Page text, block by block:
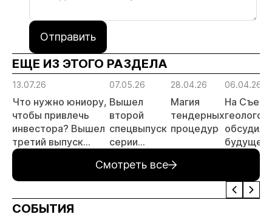
Отправить
ЕЩЕ ИЗ ЭТОГО РАЗДЕЛА
13.07.26
Что нужно юниору,
чтобы привлечь
инвестора? Вышел
третий выпуск
подкаста
недропользования»
07.05.26
Вышел
второй
спецвыпуск
серии
инвестиции
в поиски —
поиски
28.04.26
Магия
тендерных
процедур
06.04.26
На
геологов
обсудили
будущее
Смотреть все
СОБЫТИЯ